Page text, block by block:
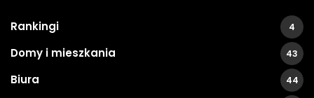
Rankingi 4
Domy i mieszkania 43
Biura 44